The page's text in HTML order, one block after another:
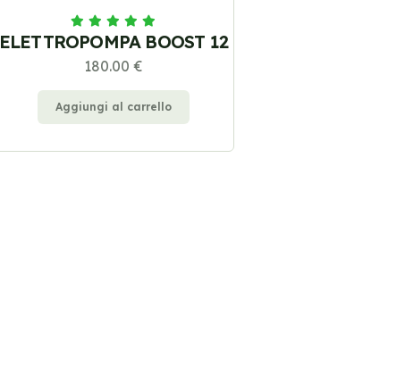
ELETTROPOMPA BOOST 12
180.00 €
Aggiungi al carrello